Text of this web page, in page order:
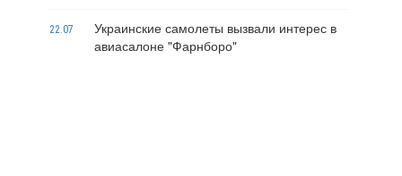
22.07
Украинские самолеты вызвали интерес в
авиасалоне "Фарнборо"